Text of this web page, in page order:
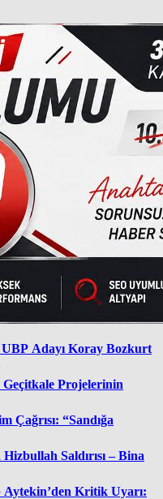
UBP Adayı Koray Bozkurt
Geçitkale Projelerinin
Çağrısı: “Sandığa
Saldırısı – Bina
Kritik Uyarı: